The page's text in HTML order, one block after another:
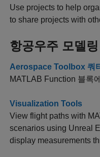
Use projects to help
to share projects with
항공우주 모델
Aerospace Toolbox 쿼
MATLAB Function 블록
Visualization Tools
View flight paths with
scenarios using Unreal
display measurements